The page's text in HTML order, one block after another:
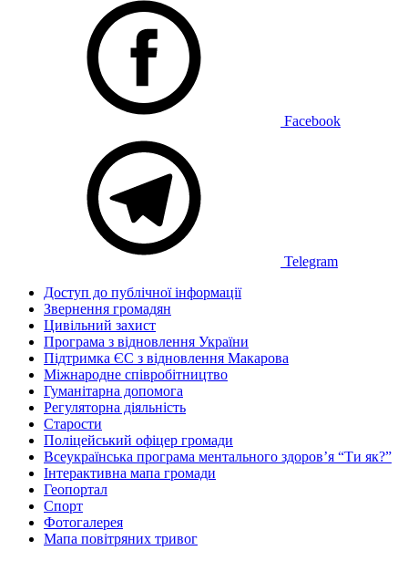
Facebook
Telegram
Доступ до публічної інформації
Звернення громадян
Цивільний захист
Програма з відновлення України
Підтримка ЄС з відновлення Макарова
Міжнародне співробітництво
Гуманітарна допомога
Регуляторна діяльність
Старости
Поліцейський офіцер громади
Всеукраїнська програма ментального здоров’я “Ти як?”
Інтерактивна мапа громади
Геопортал
Спорт
Фотогалерея
Мапа повітряних тривог